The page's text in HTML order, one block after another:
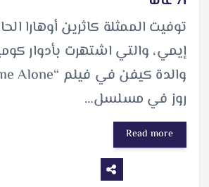
توفيت الممثلة كاثرين أوهارا
إيمي، والتي اشتهرت بأدوار
روز في مسلسل…
Read more